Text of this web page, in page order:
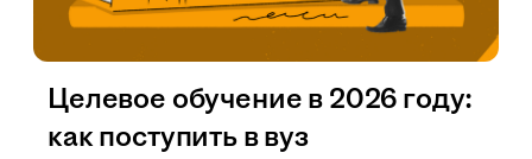
Целевое обучение в 2026 году:
как поступить в вуз